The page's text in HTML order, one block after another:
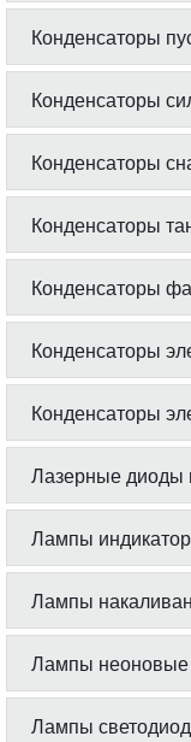
Конденсаторы
Конденсаторы
Конденсаторы
Конденсаторы
Конденсаторы
Конденсаторы
Конденсаторы
Лазерные диоды
Лампы
Лампы
Лампы неоновые
Лампы